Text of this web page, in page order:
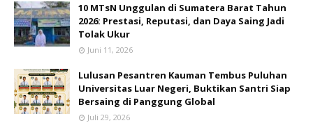
10 MTsN Unggulan di Sumatera Barat Tahun
2026: Prestasi, Reputasi, dan Daya Saing Jadi
Tolak Ukur
Juni 11, 2026
Lulusan Pesantren Kauman Tembus Puluhan
Universitas Luar Negeri, Buktikan Santri Siap
Bersaing di Panggung Global
Juli 29, 2026